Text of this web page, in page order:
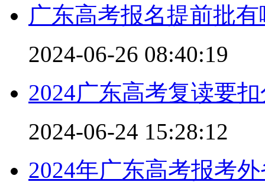
广东高考报名提前批
2024-06-26 08:40:19
2024广东高考复读要
2024-06-24 15:28:12
2024年广东高考报考